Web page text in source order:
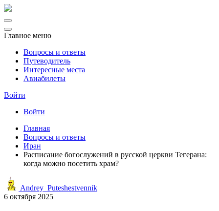
Главное меню
Вопросы и ответы
Путеводитель
Интересные места
Авиабилеты
Войти
Войти
Главная
Вопросы и ответы
Иран
Расписание богослужений в русской церкви Тегерана:
когда можно посетить храм?
Andrey_Puteshestvennik
6 октября 2025